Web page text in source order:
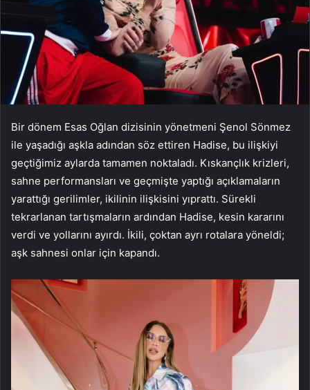
Bir dönem Esas Oğlan dizisinin yönetmeni Şenol Sönmez
ile yaşadığı aşkla adından söz ettiren Hadise, bu ilişkiyi
geçtiğimiz aylarda tamamen noktaladı. Kıskançlık krizleri,
sahne performansları ve geçmişte yaptığı açıklamaların
yarattığı gerilimler, ikilinin ilişkisini yıprattı. Sürekli
tekrarlanan tartışmaların ardından Hadise, kesin kararını
verdi ve yollarını ayırdı. İkili, çoktan ayrı rotalara yöneldi;
aşk sahnesi onlar için kapandı.